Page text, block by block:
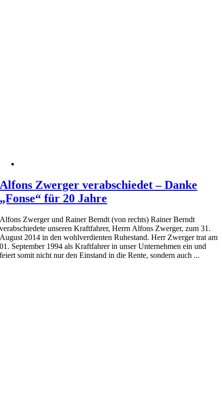
Alfons Zwerger verabschiedet – Danke
„Fonse“ für 20 Jahre
Alfons Zwerger und Rainer Berndt (von rechts) Rainer Berndt
verabschiedete unseren Kraftfahrer, Herrn Alfons Zwerger, zum 31.
August 2014 in den wohlverdienten Ruhestand. Herr Zwerger trat am
01. September 1994 als Kraftfahrer in unser Unternehmen ein und
feiert somit nicht nur den Einstand in die Rente, sondern auch ...